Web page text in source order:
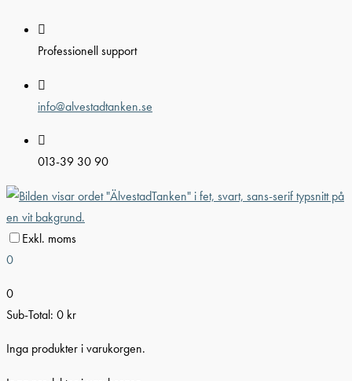
innehållProfessionell support
info@alvestadtanken.se
013-39 30 90
Exkl. moms
0
0
Sub-Total: 0 kr
Inga produkter i varukorgen.